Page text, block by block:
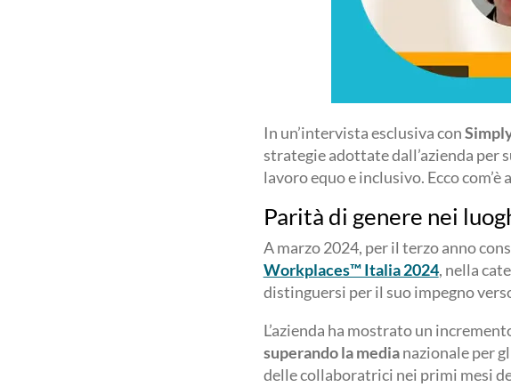
In un’intervista esclusiva con
strategie adottate dall’azienda per
lavoro equo e inclusivo. Ecco com’è
Parità di genere nei
A marzo 2024, per il terzo anno
Workplaces™ Italia 2024, nella
distinguersi per il suo impegno
L’azienda ha mostrato un
superando la medianazionale per
delle collaboratrici nei primi mesi